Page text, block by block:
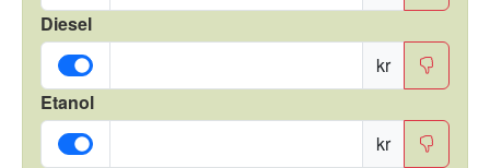
Diesel
kr
Etanol
kr